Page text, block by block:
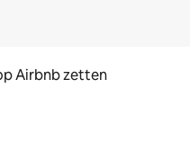
Airbnb zetten